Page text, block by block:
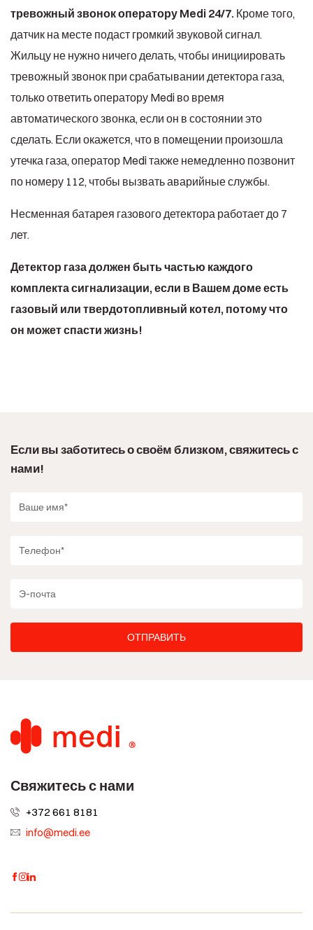
тревожный звонок оператору Medi 24/7. Кроме того,
датчик на месте подаст громкий звуковой сигнал.
Жильцу не нужно ничего делать, чтобы инициировать
тревожный звонок при срабатывании детектора газа,
только ответить оператору Medi во время
автоматического звонка, если он в состоянии это
сделать. Если окажется, что в помещении произошла
утечка газа, оператор Medi также немедленно позвонит
по номеру 112, чтобы вызвать аварийные службы.
Несменная батарея газового детектора работает до 7
лет.
Детектор газа должен быть частью каждого
комплекта сигнализации, если в Вашем доме есть
газовый или твердотопливный котел, потому что
он может спасти жизнь!
Если вы заботитесь о своём близком, свяжитесь с
нами!
Свяжитесь с нами
+372 661 8181
info@medi.ee